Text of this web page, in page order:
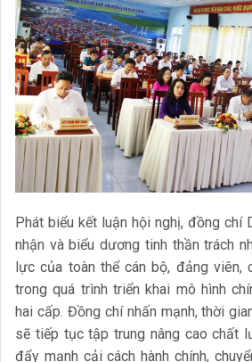
Phát biểu kết luận hội nghị, đồng chí
nhận và biểu dương tinh thần trách
lực của toàn thể cán bộ, đảng viên,
trong quá trình triển khai mô hình
hai cấp. Đồng chí nhấn mạnh, thời
sẽ tiếp tục tập trung nâng cao chất
đẩy mạnh cải cách hành chính,